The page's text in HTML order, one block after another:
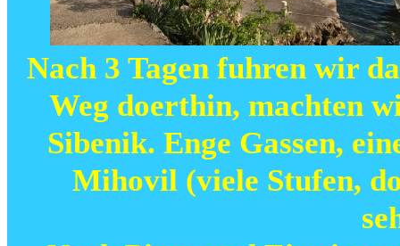
Nach 3 Tagen fuhren wir
Weg doerthin, machten
Sibenik. Enge Gassen,
Mihovil (viele Stufen,